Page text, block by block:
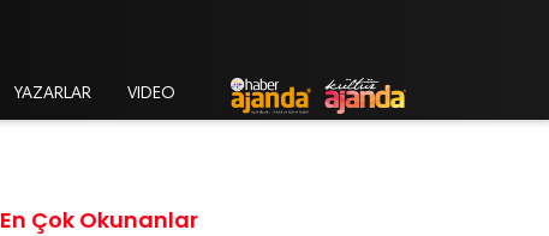
YAZARLAR VIDEO
En Çok Okunanlar